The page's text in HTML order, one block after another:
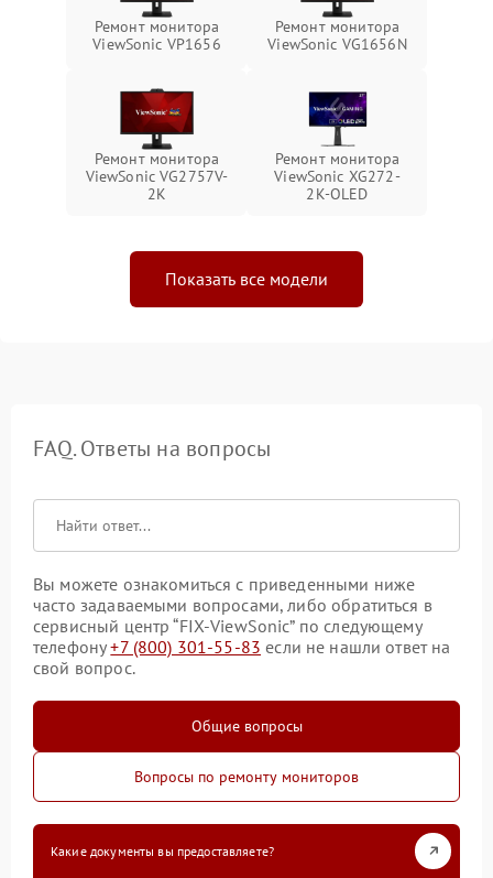
Ремонт монитора
ViewSonic VP1656
Ремонт монитора
ViewSonic VG1656N
Ремонт монитора
ViewSonic VG2757V-
2K
Ремонт монитора
ViewSonic XG272-
2K-OLED
Показать все модели
FAQ. Ответы на вопросы
Вы можете ознакомиться с приведенными ниже
часто задаваемыми вопросами, либо обратиться в
сервисный центр “FIX-ViewSonic” по следующему
телефону+7 (800) 301-55-83 если не нашли ответ на
свой вопрос.
Общие вопросы
Вопросы по ремонту мониторов
Какие документы вы предоставляете?